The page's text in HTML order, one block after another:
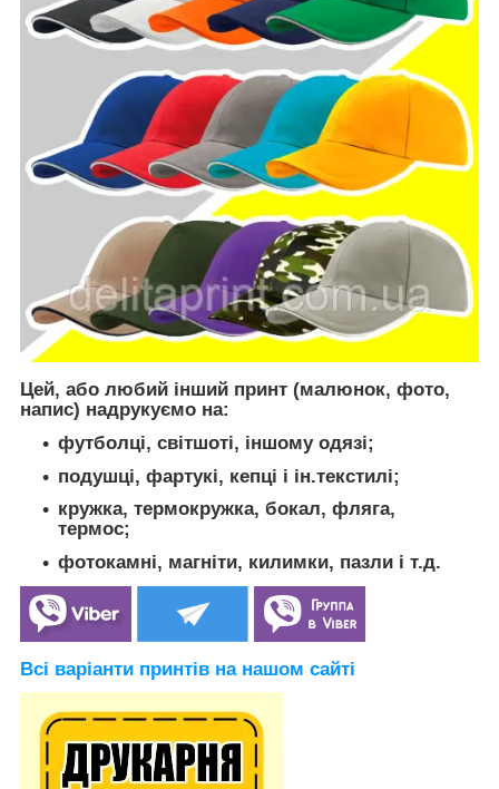
Цей, або любий інший принт (малюнок, фото,
напис) надрукуємо на:
футболці, світшоті, іншому одязі;
подушці, фартукі, кепці і ін.текстилі;
кружка, термокружка, бокал, фляга,
термос;
фотокамні, магніти, килимки, пазли і т.д.
Всі варіанти принтів на нашом сайті